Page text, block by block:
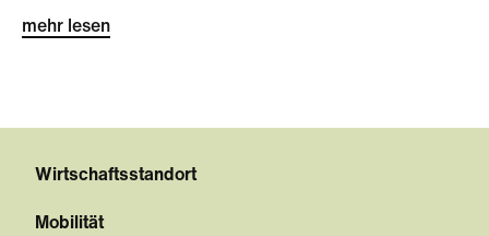
mehr lesen
Wirtschaftsstandort
Mobilität